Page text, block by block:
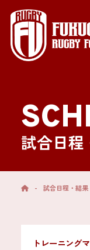
試合日程
- 試合日程・結果
トレーニング